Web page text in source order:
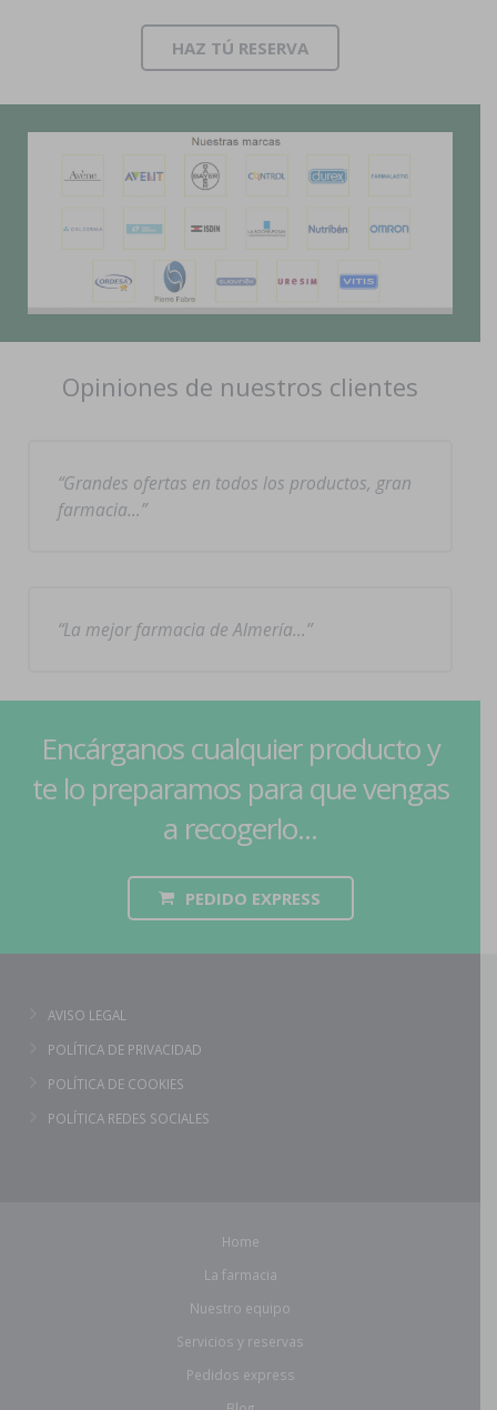
HAZ TÚ RESERVA
Opiniones de nuestros clientes
Grandes ofertas en todos los productos, gran
farmacia…
La mejor farmacia de Almería…
Encárganos cualquier producto y
te lo preparamos para que vengas
a recogerlo...
PEDIDO EXPRESS
AVISO LEGAL
POLÍTICA DE PRIVACIDAD
POLÍTICA DE COOKIES
POLÍTICA REDES SOCIALES
Home
La farmacia
Nuestro equipo
Servicios y reservas
Pedidos express